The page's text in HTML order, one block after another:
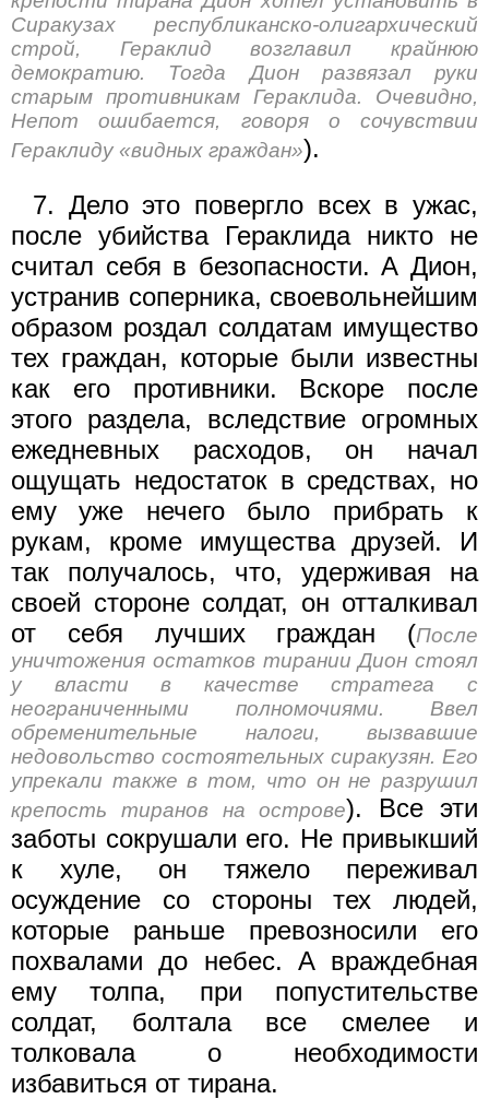
Сиракузах республиканско-олигархический
строй, Гераклид возглавил крайнюю
демократию. Тогда Дион развязал руки
старым противникам Гераклида. Очевидно,
Непот ошибается, говоря о сочувствии
Гераклиду «видных граждан»).
7. Дело это повергло всех в ужас,
после убийства Гераклида никто не
считал себя в безопасности. А Дион,
устранив соперника, своевольнейшим
образом роздал солдатам имущество
тех граж­дан, которые были известны
как его противники. Вскоре после
этого раздела, вследствие огромных
ежедневных расходов, он начал
ощущать недостаток в средствах, но
ему уже нечего было прибрать к
рукам, кроме имущества друзей. И
так получалось, что, удерживая на
своей стороне солдат, он отталкивал
от себя лучших граждан (После
уничтожения остатков тирании Дион стоял
у власти в качестве стратега с
неограниченными полномочиями. Ввел
обременительные налоги, вызвавшие
недовольство состоятельных сиракузян. Его
упрекали также в том, что он не разрушил
крепость тиранов на острове). Все эти
заботы сокрушали его. Не привыкший
к хуле, он тяжело переживал
осуждение со стороны тех людей,
которые раньше превозносили его
похвалами до небес. А враждебная
ему толпа, при попустительстве
солдат, болтала все смелее и
толковала о необходимости
избавиться от тирана.